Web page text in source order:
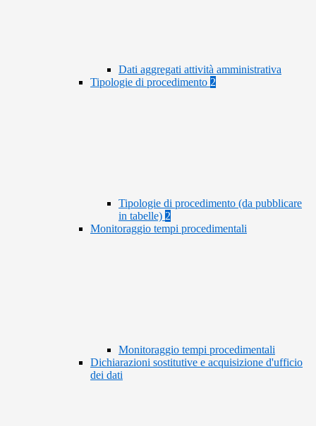
Dati aggregati attività amministrativa
Tipologie di procedimento 2
Tipologie di procedimento (da pubblicare
in tabelle) 2
Monitoraggio tempi procedimentali
Monitoraggio tempi procedimentali
Dichiarazioni sostitutive e acquisizione d'ufficio
dei dati